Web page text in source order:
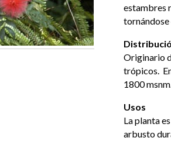
estambres
tornándose
Originario
trópicos.
1800
Usos
La planta
arbusto